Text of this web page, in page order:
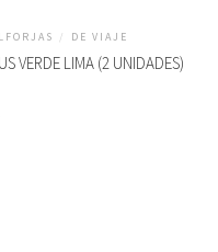
/ DE VIAJE
VERDE LIMA (2 UNIDADES)